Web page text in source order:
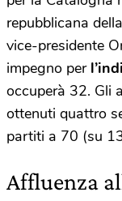
repubblicana
vice-presidente
impegno per
occuperà 32. Gli
ottenuti quattro
partiti a 70 (su
Affluenza